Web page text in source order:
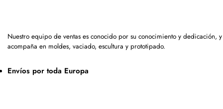
Nuestro equipo de ventas es conocido por su conocimiento y dedicación,
acompaña en moldes, vaciado, escultura y prototipado.
Envíos por toda Europa